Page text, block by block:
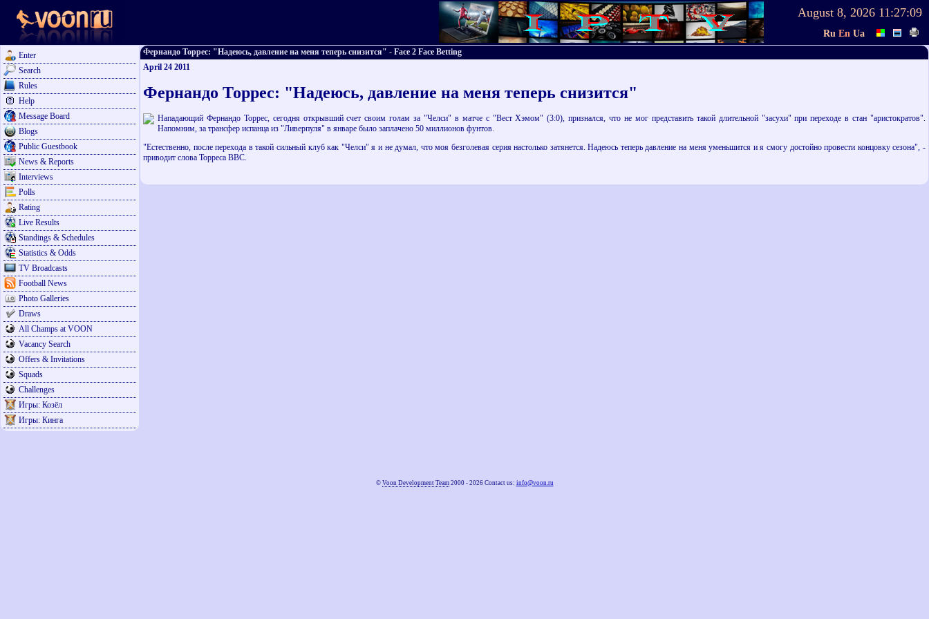
August 8, 2026 11:27:09
Ru En Ua
Enter
Search
Rules
Help
Message Board
Blogs
Public Guestbook
News & Reports
Interviews
Polls
Rating
Live Results
Standings & Schedules
Statistics & Odds
TV Broadcasts
Football News
Photo Galleries
Draws
All Champs at VOON
Vacancy Search
Offers & Invitations
Squads
Challenges
Игры: Козёл
Игры: Кинга
Фернандо Торрес: "Надеюсь, давление на меня теперь снизится" - Face 2 Face Betting
April 24 2011
Фернандо Торрес: "Надеюсь, давление на меня теперь снизится"
Нападающий Фернандо Торрес, сегодня открывший счет своим голам за "Челси" в матче с "Вест Хэмом" (3:0), признался, что не мог представить такой длительной "засухи" при переходе в стан "аристократов".
Напомним, за трансфер испанца из "Ливерпуля" в январе было заплачено 50 миллионов фунтов.
"Естественно, после перехода в такой сильный клуб как "Челси" я и не думал, что моя безголевая серия настолько затянется. Надеюсь теперь давление на меня уменьшится и я смогу достойно провести концовку сезона", -
приводит слова Торреса BBC.
© Voon Development Team2000 - 2026 Contact us: info@voon.ru